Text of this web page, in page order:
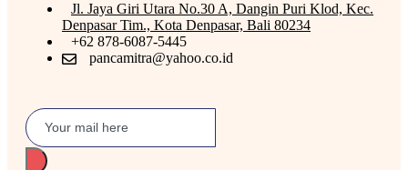
Jl. Jaya Giri Utara No.30 A, Dangin Puri Klod, Kec.
Denpasar Tim., Kota Denpasar, Bali 80234
+62 878-6087-5445
pancamitra@yahoo.co.id